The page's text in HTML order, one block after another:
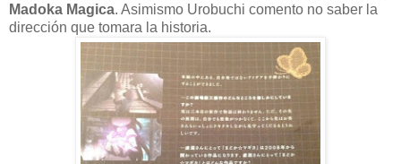
Madoka Magica. Asimismo Urobuchi comento no saber la
dirección que tomara la historia.